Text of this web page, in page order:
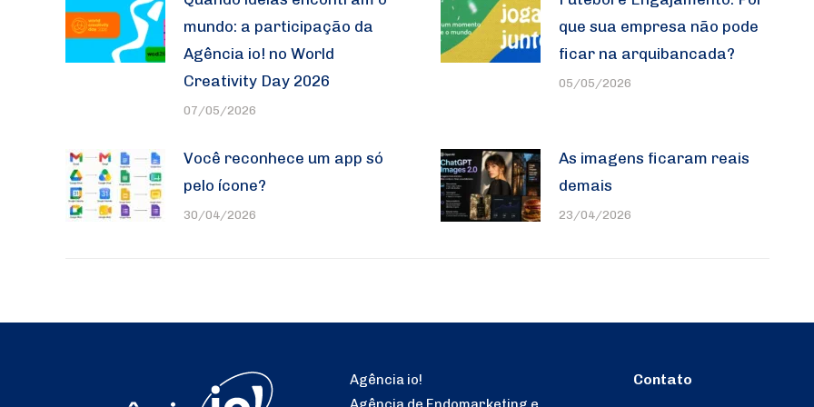
mundo: a participação da
Agência io! no World
Creativity Day 2026
07/05/2026
que sua empresa não pode
ficar na arquibancada?
05/05/2026
Você reconhece um app só
pelo ícone?
30/04/2026
As imagens ficaram reais
demais
23/04/2026
Agência io!
Contato